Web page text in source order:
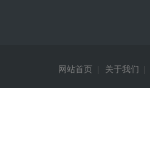
网站首页 关于我们